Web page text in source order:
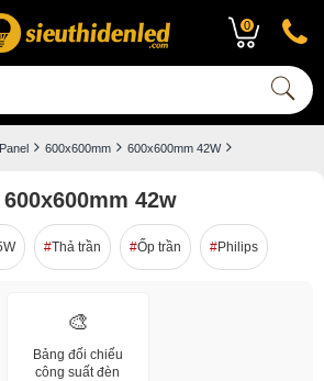
0
600x600mm 600x600mm 42W
42w
Thả trần Ốp trần Philips
🎨
Bảng đối chiếu
công suất đèn